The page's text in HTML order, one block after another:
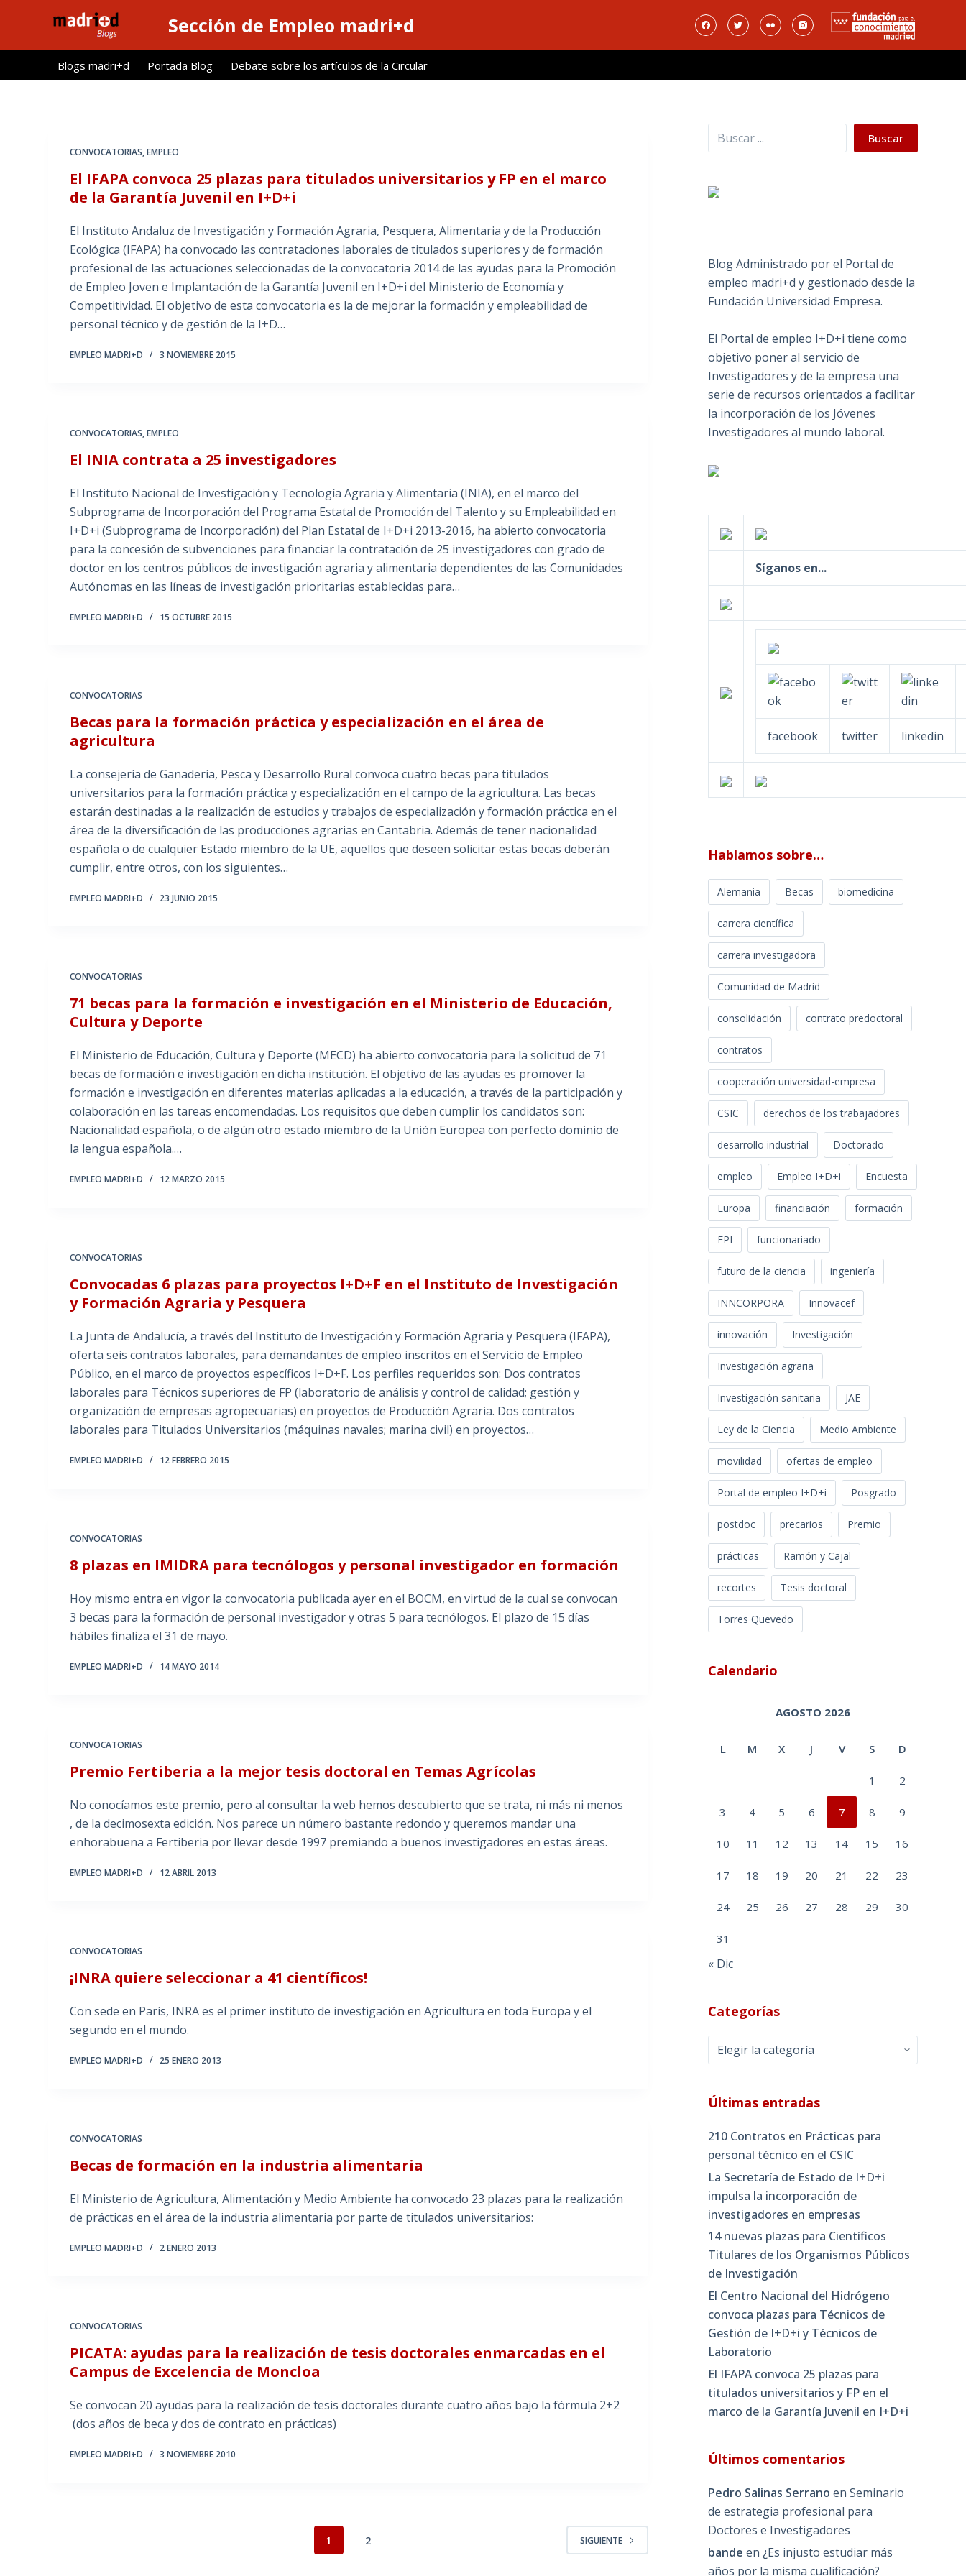
l
Sección de Empleo madri+d
Blogs madri+d Portada Blog Debate sobre los artículos de la Circular
CONVOCATORIAS,EMPLEO
El IFAPA convoca 25 plazas para titulados universitarios y FP en el marco
de la Garantía Juvenil en I+D+i
El Instituto Andaluz de Investigación y Formación Agraria, Pesquera, Alimentaria y de la Producción
Ecológica (IFAPA) ha convocado las contrataciones laborales de titulados superiores y de formación
profesional de las actuaciones seleccionadas de la convocatoria 2014 de las ayudas para la Promoción
de Empleo Joven e Implantación de la Garantía Juvenil en I+D+i del Ministerio de Economía y
Competitividad. El objetivo de esta convocatoria es la de mejorar la formación y empleabilidad de
personal técnico y de gestión de la I+D…
EMPLEO MADRI+D 3 NOVIEMBRE 2015
CONVOCATORIAS,EMPLEO
El INIA contrata a 25 investigadores
El Instituto Nacional de Investigación y Tecnología Agraria y Alimentaria (INIA), en el marco del
Subprograma de Incorporación del Programa Estatal de Promoción del Talento y su Empleabilidad en
I+D+i (Subprograma de Incorporación) del Plan Estatal de I+D+i 2013-2016, ha abierto convocatoria
para la concesión de subvenciones para financiar la contratación de 25 investigadores con grado de
doctor en los centros públicos de investigación agraria y alimentaria dependientes de las Comunidades
Autónomas en las líneas de investigación prioritarias establecidas para…
EMPLEO MADRI+D 15 OCTUBRE 2015
CONVOCATORIAS
Becas para la formación práctica y especialización en el área de
agricultura
La consejería de Ganadería, Pesca y Desarrollo Rural convoca cuatro becas para titulados
universitarios para la formación práctica y especialización en el campo de la agricultura. Las becas
estarán destinadas a la realización de estudios y trabajos de especialización y formación práctica en el
área de la diversificación de las producciones agrarias en Cantabria. Además de tener nacionalidad
española o de cualquier Estado miembro de la UE, aquellos que deseen solicitar estas becas deberán
cumplir, entre otros, con los siguientes…
EMPLEO MADRI+D 23 JUNIO 2015
CONVOCATORIAS
71 becas para la formación e investigación en el Ministerio de Educación,
Cultura y Deporte
El Ministerio de Educación, Cultura y Deporte (MECD) ha abierto convocatoria para la solicitud de 71
becas de formación e investigación en dicha institución. El objetivo de las ayudas es promover la
formación e investigación en diferentes materias aplicadas a la educación, a través de la participación y
colaboración en las tareas encomendadas. Los requisitos que deben cumplir los candidatos son:
Nacionalidad española, o de algún otro estado miembro de la Unión Europea con perfecto dominio de
la lengua española.…
EMPLEO MADRI+D 12 MARZO 2015
CONVOCATORIAS
Convocadas 6 plazas para proyectos I+D+F en el Instituto de Investigación
y Formación Agraria y Pesquera
La Junta de Andalucía, a través del Instituto de Investigación y Formación Agraria y Pesquera (IFAPA),
oferta seis contratos laborales, para demandantes de empleo inscritos en el Servicio de Empleo
Público, en el marco de proyectos específicos I+D+F. Los perfiles requeridos son: Dos contratos
laborales para Técnicos superiores de FP (laboratorio de análisis y control de calidad; gestión y
organización de empresas agropecuarias) en proyectos de Producción Agraria. Dos contratos
laborales para Titulados Universitarios (máquinas navales; marina civil) en proyectos…
EMPLEO MADRI+D 12 FEBRERO 2015
CONVOCATORIAS
8 plazas en IMIDRA para tecnólogos y personal investigador en formación
Hoy mismo entra en vigor la convocatoria publicada ayer en el BOCM, en virtud de la cual se convocan
3 becas para la formación de personal investigador y otras 5 para tecnólogos. El plazo de 15 días
hábiles finaliza el 31 de mayo.
EMPLEO MADRI+D 14 MAYO 2014
CONVOCATORIAS
Premio Fertiberia a la mejor tesis doctoral en Temas Agrícolas
No conocíamos este premio, pero al consultar la web hemos descubierto que se trata, ni más ni menos
, de la decimosexta edición. Nos parece un número bastante redondo y queremos mandar una
enhorabuena a Fertiberia por llevar desde 1997 premiando a buenos investigadores en estas áreas.
EMPLEO MADRI+D 12 ABRIL 2013
CONVOCATORIAS
¡INRA quiere seleccionar a 41 científicos!
Con sede en París, INRA es el primer instituto de investigación en Agricultura en toda Europa y el
segundo en el mundo.
EMPLEO MADRI+D 25 ENERO 2013
CONVOCATORIAS
Becas de formación en la industria alimentaria
El Ministerio de Agricultura, Alimentación y Medio Ambiente ha convocado 23 plazas para la realización
de prácticas en el área de la industria alimentaria por parte de titulados universitarios:
EMPLEO MADRI+D 2 ENERO 2013
CONVOCATORIAS
PICATA: ayudas para la realización de tesis doctorales enmarcadas en el
Campus de Excelencia de Moncloa
Se convocan 20 ayudas para la realización de tesis doctorales durante cuatro años bajo la fórmula 2+2
(dos años de beca y dos de contrato en prácticas)
EMPLEO MADRI+D 3 NOVIEMBRE 2010
1 2 SIGUIENTE
Buscar Buscar
Blog Administrado por el Portal de
empleo madri+d y gestionado desde la
Fundación Universidad Empresa.
El Portal de empleo I+D+i tiene como
objetivo poner al servicio de
Investigadores y de la empresa una
serie de recursos orientados a facilitar
la incorporación de los Jóvenes
Investigadores al mundo laboral.
Síganos en...
facebook twitter linkedin
Hablamos sobre…
Alemania Becas biomedicina
carrera científica
carrera investigadora
Comunidad de Madrid
consolidación contrato predoctoral
contratos
cooperación universidad-empresa
CSIC derechos de los trabajadores
desarrollo industrial Doctorado
empleo Empleo I+D+i Encuesta
Europa financiación formación
FPI funcionariado
futuro de la ciencia ingeniería
INNCORPORA Innovacef
innovación Investigación
Investigación agraria
Investigación sanitaria JAE
Ley de la Ciencia Medio Ambiente
movilidad ofertas de empleo
Portal de empleo I+D+i Posgrado
postdoc precarios Premio
prácticas Ramón y Cajal
recortes Tesis doctoral
Torres Quevedo
Calendario
AGOSTO 2026
L M X J V S D
1 2
3 4 5 6 7 8 9
10 11 12 13 14 15 16
17 18 19 20 21 22 23
24 25 26 27 28 29 30
31
« Dic
Categorías
Categorías
Últimas entradas
210 Contratos en Prácticas para
personal técnico en el CSIC
La Secretaría de Estado de I+D+i
impulsa la incorporación de
investigadores en empresas
14 nuevas plazas para Científicos
Titulares de los Organismos Públicos
de Investigación
El Centro Nacional del Hidrógeno
convoca plazas para Técnicos de
Gestión de I+D+i y Técnicos de
Laboratorio
El IFAPA convoca 25 plazas para
titulados universitarios y FP en el
marco de la Garantía Juvenil en I+D+i
Últimos comentarios
Pedro Salinas Serrano enSeminario
de estrategia profesional para
Doctores e Investigadores
bande en¿Es injusto estudiar más
años por la misma cualificación?